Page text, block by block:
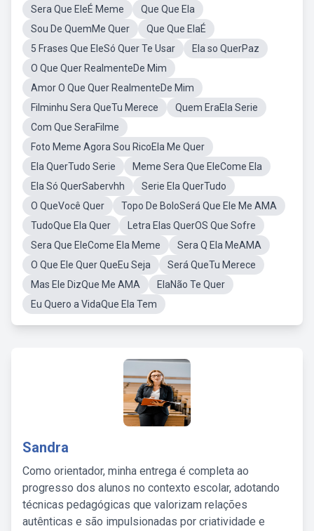
Sera Que EleÉ Meme
Que Que Ela
Sou De QuemMe Quer
Que Que ElaÉ
5 Frases Que EleSó Quer Te Usar
Ela so QuerPaz
O Que Quer RealmenteDe Mim
Amor O Que Quer RealmenteDe Mim
Filminhu Sera QueTu Merece
Quem EraEla Serie
Com Que SeraFilme
Foto Meme Agora Sou RicoEla Me Quer
Ela QuerTudo Serie
Meme Sera Que EleCome Ela
Ela Só QuerSabervhh
Serie Ela QuerTudo
O QueVocê Quer
Topo De BoloSerá Que Ele Me AMA
TudoQue Ela Quer
Letra Elas QuerOS Que Sofre
Sera Que EleCome Ela Meme
Sera Q Ela MeAMA
O Que Ele Quer QueEu Seja
Será QueTu Merece
Mas Ele DizQue Me AMA
ElaNão Te Quer
Eu Quero a VidaQue Ela Tem
Sandra
Como orientador, minha entrega é completa ao
progresso dos alunos no contexto escolar, adotando
técnicas pedagógicas que valorizam relações
autênticas e são impulsionadas por criatividade e